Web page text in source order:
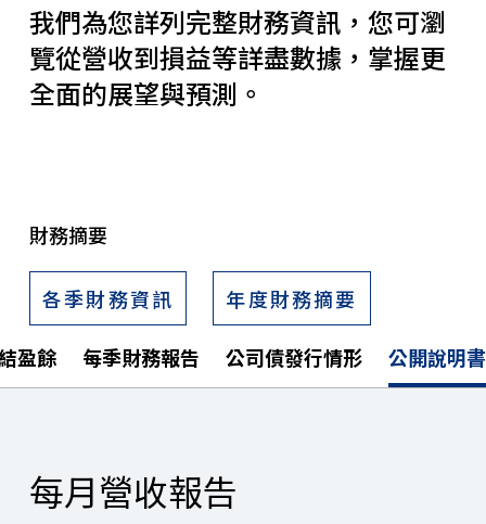
我們為您詳列完整財務資訊，您可瀏
覽從營收到損益等詳盡數據，掌握更
全面的展望與預測。
財務摘要
各季財務資訊 年度財務摘要
盈餘 每季財務報告 公司債發行情形 公開說明書
每月營收報告